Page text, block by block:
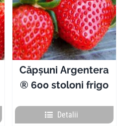
Pliante
Contact
Contul meu
Coșul meu
Căpșuni Argentera
® 600 stoloni frigo
Detalii